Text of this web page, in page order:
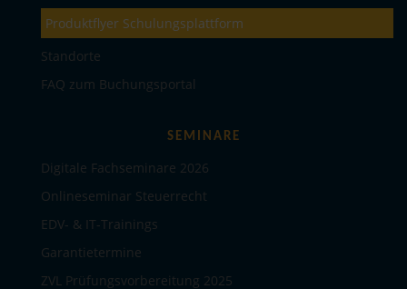
Produktflyer Schulungsplattform
Standorte
FAQ zum Buchungsportal
SEMINARE
Digitale Fachseminare 2026
Onlineseminar Steuerrecht
EDV- & IT-Trainings
Garantietermine
ZVL Prüfungsvorbereitung 2025